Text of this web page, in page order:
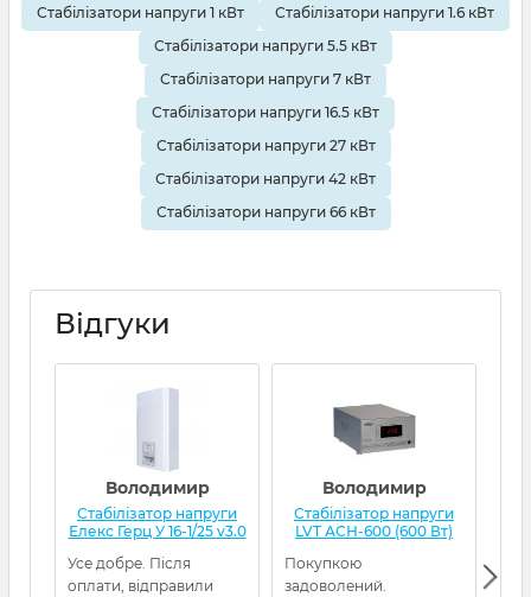
Стабілізатори напруги 1 кВт
Стабілізатори напруги 1.6 кВт
Стабілізатори напруги 5.5 кВт
Стабілізатори напруги 7 кВт
Стабілізатори напруги 16.5 кВт
Стабілізатори напруги 27 кВт
Стабілізатори напруги 42 кВт
Стабілізатори напруги 66 кВт
Відгуки
Володимир
Стабілізатор напруги
Елекс Герц У 16-1/25 v3.0
Усе добре. Після
оплати, відправили
Володимир
Стабілізатор напруги
LVT АСН-600 (600 Вт)
Покупкою
задоволений.